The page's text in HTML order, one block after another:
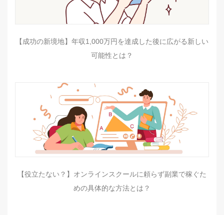
【成功の新境地】年収1,000万円を達成した後に広がる新しい
可能性とは？
【役立たない？】オンラインスクールに頼らず副業で稼ぐた
めの具体的な方法とは？